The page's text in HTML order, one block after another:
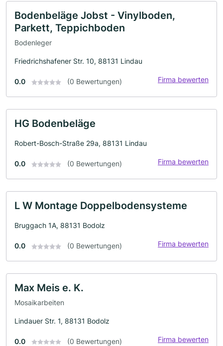
Bodenbeläge Jobst - Vinylboden,
Parkett, Teppichboden
Bodenleger
Friedrichshafener Str. 10, 88131 Lindau
0.0 (0 Bewertungen) Firma bewerten
HG Bodenbeläge
Robert-Bosch-Straße 29a, 88131 Lindau
0.0 (0 Bewertungen) Firma bewerten
L W Montage Doppelbodensysteme
Bruggach 1A, 88131 Bodolz
0.0 (0 Bewertungen) Firma bewerten
Max Meis e. K.
Mosaikarbeiten
Lindauer Str. 1, 88131 Bodolz
0.0 (0 Bewertungen) Firma bewerten